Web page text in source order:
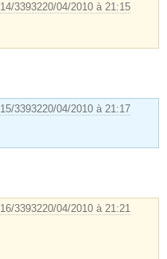
14/3393220/04/2010 à 21:15
15/3393220/04/2010 à 21:17
16/3393220/04/2010 à 21:21